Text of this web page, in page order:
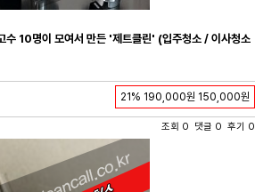
수 10명이 모여서 만든 '제트클린' (입주청소 / 이사청소
응대하겠습니다^-^
21% 190,000원 150,000원
조회 0 댓글 0 후기 0